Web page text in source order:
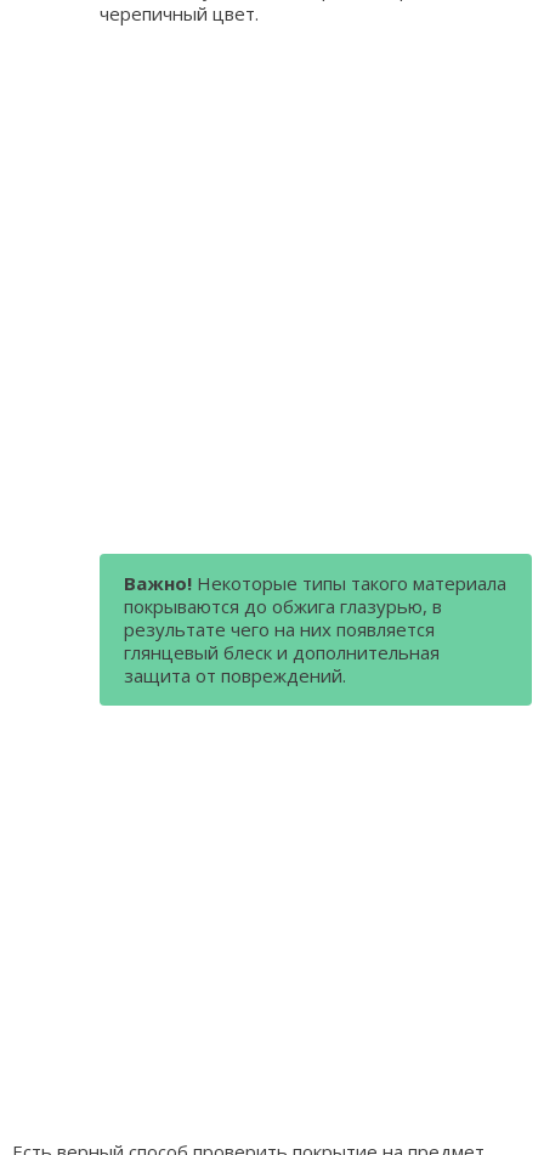
черепичный цвет.
Важно! Некоторые типы такого материала
покрываются до обжига глазурью, в
результате чего на них появляется
глянцевый блеск и дополнительная
защита от повреждений.